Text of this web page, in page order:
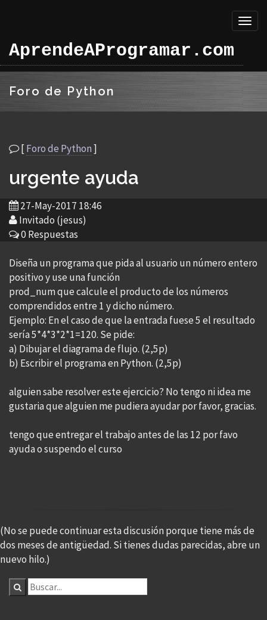
AprendeAProgramar.com
Foro de Python
[Foro de Python]
urgente ayuda
27-May-2017 18:46
Invitado (jesus)
0 Respuestas
Diseña un programa que pida al usuario un número entero
positivo y use una función
prod_num que calcule el producto de los números
comprendidos entre 1 y dicho número.
Ejemplo: En el caso de que la entrada fuese 5 el resultado
sería 5*4*3*2*1=120. Se pide:
a) Dibujar el diagrama de flujo. (2,5p)
b) Escribir el programa en Python. (2,5p)
alguien sabe resolver este ejercicio? No tengo ni idea me
gustaria que alguien me pudiera ayudar por favor, gracias.
tengo que entregar el trabajo antes de las 12 por favo
ayuda o suspendo el curso
(No se puede continuar esta discusión porque tiene más de
dos meses de antigüedad. Si tienes dudas parecidas, abre un
nuevo hilo.)